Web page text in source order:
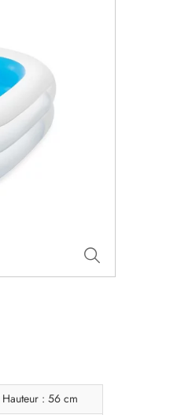
: 56 cm